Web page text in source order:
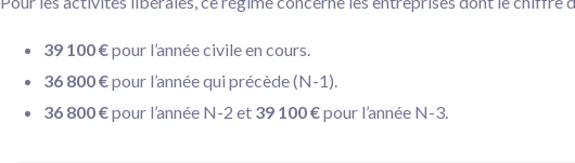
39 100 €pour l’année civile en cours.
36 800 €pour l’année qui précède (N-1).
36 800 €pour l’année N-2 et 39 100 €pour l’année N-3.